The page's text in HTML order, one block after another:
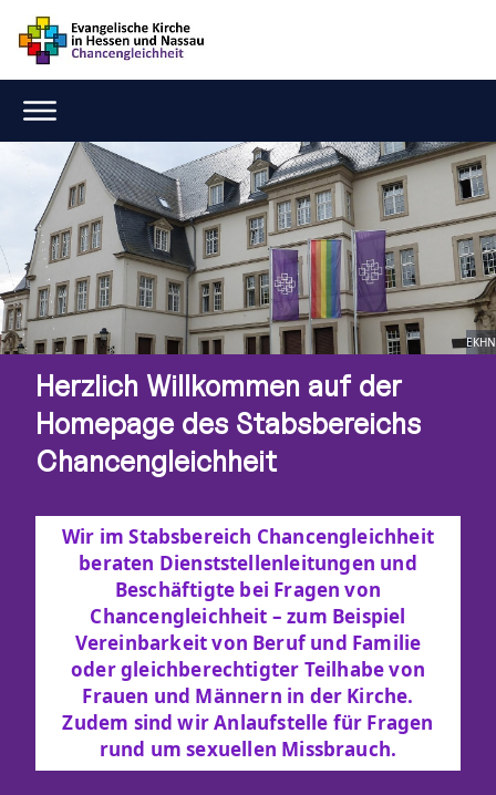
EKHN
Herzlich Willkommen auf der
Homepage des Stabsbereichs
Chancengleichheit
Wir im Stabsbereich Chancengleichheit
beraten Dienststellenleitungen und
Beschäftigte bei Fragen von
Chancengleichheit – zum Beispiel
Vereinbarkeit von Beruf und Familie
oder gleichberechtigter Teilhabe von
Frauen und Männern in der Kirche.
Zudem sind wir Anlaufstelle für Fragen
rund um sexuellen Missbrauch.